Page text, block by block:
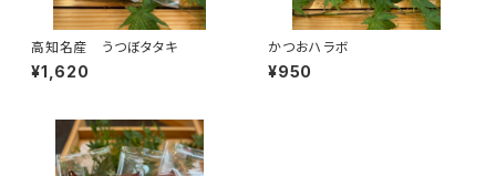
高知名産 うつぼタタキ
¥1,620
かつおハラボ
¥950